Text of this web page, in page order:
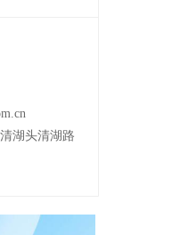
湖头清湖路